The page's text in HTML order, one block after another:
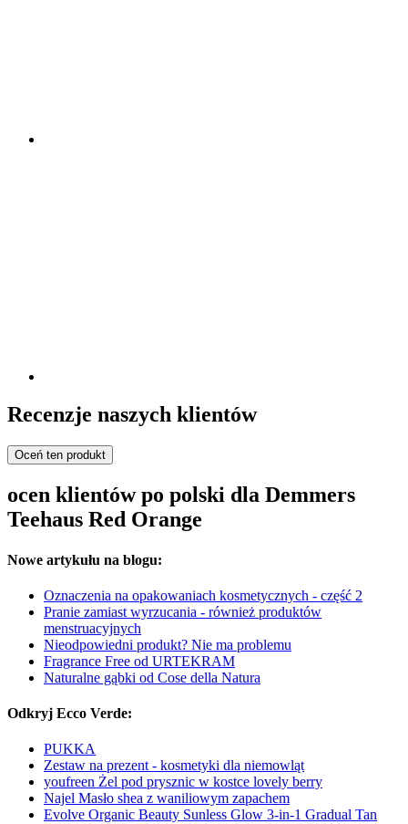
Recenzje naszych klientów
Oceń ten produkt
ocen klientów po polski dla Demmers
Teehaus Red Orange
Nowe artykułu na blogu:
Oznaczenia na opakowaniach kosmetycznych - część 2
Pranie zamiast wyrzucania - również produktów
menstruacyjnych
Nieodpowiedni produkt? Nie ma problemu
Fragrance Free od URTEKRAM
Naturalne gąbki od Cose della Natura
Odkryj Ecco Verde:
PUKKA
Zestaw na prezent - kosmetyki dla niemowląt
youfreen Żel pod prysznic w kostce lovely berry
Najel Masło shea z waniliowym zapachem
Evolve Organic Beauty Sunless Glow 3-in-1 Gradual Tan